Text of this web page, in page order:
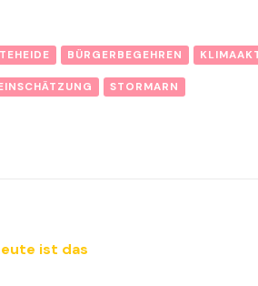
BÜRGERBEGEHREN
STORMARN
ist das